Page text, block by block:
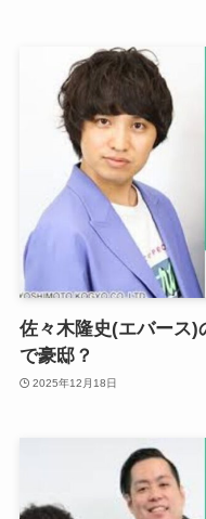
佐々木隆史(エバース)
で豪邸？
2025年12月18日